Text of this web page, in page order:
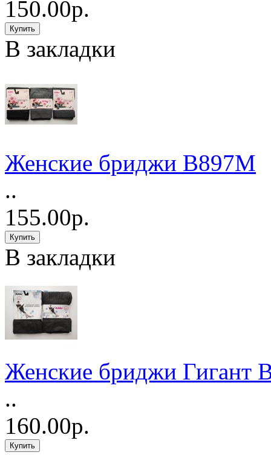
150.00р.
В закладки
Женские бриджи B897М
..
155.00р.
В закладки
Женские бриджи Гигант
..
160.00р.